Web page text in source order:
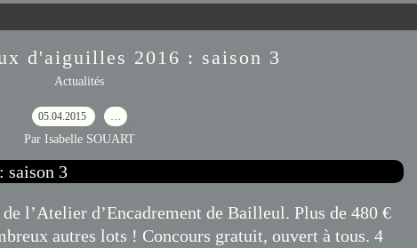
d'aiguilles 2016 : saison 3
Actualités
05.04.2015 …
Par Isabelle SOUART
l’Atelier d’Encadrement de Bailleul. Plus de 480 €
autres lots ! Concours gratuit, ouvert à tous. 4